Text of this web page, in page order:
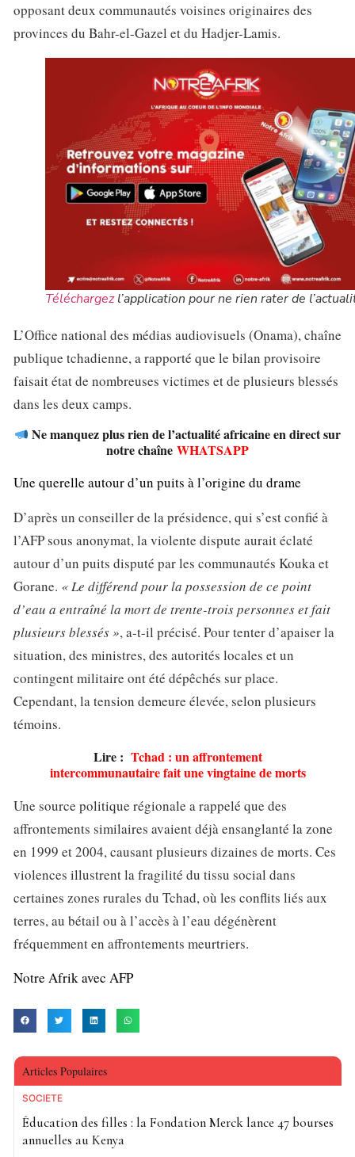
opposant deux communautés voisines originaires des
provinces du Bahr-el-Gazel et du Hadjer-Lamis.
Téléchargezl’application pour ne rien rater de
L’Office national des médias audiovisuels (Onama), chaîne
publique tchadienne, a rapporté que le bilan provisoire
faisait état de nombreuses victimes et de plusieurs blessés
dans les deux camps.
Ne manquez plus rien de l’actualité africaine en direct sur
notre chaîne WHATSAPP
Une querelle autour d’un puits à l’origine du drame
D’après un conseiller de la présidence, qui s’est confié à
l’AFP sous anonymat, la violente dispute aurait éclaté
autour d’un puits disputé par les communautés Kouka et
Gorane. « Le différend pour la possession de ce point
d’eau a entraîné la mort de trente-trois personnes et fait
plusieurs blessés », a-t-il précisé. Pour tenter d’apaiser la
situation, des ministres, des autorités locales et un
contingent militaire ont été dépêchés sur place.
Cependant, la tension demeure élevée, selon plusieurs
témoins.
Lire : Tchad : un affrontement
intercommunautaire fait une vingtaine de morts
Une source politique régionale a rappelé que des
affrontements similaires avaient déjà ensanglanté la zone
en 1999 et 2004, causant plusieurs dizaines de morts. Ces
violences illustrent la fragilité du tissu social dans
certaines zones rurales du Tchad, où les conflits liés aux
terres, au bétail ou à l’accès à l’eau dégénèrent
fréquemment en affrontements meurtriers.
Notre Afrik avec AFP
Articles Populaires
SOCIETE
Éducation des filles : la Fondation Merck lance 47 bourses
annuelles au Kenya